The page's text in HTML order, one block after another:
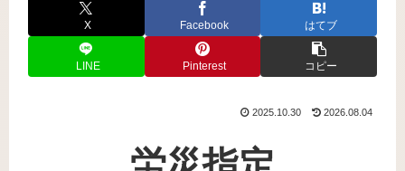
X Facebook はてブ
LINE Pinterest コピー
2025.10.30 2026.08.04